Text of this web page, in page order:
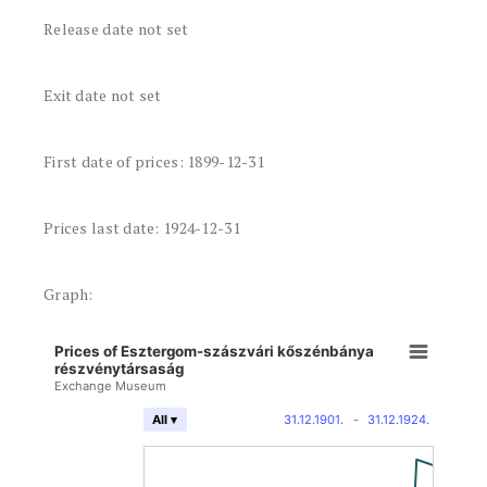
Release date not set
Exit date not set
First date of prices: 1899-12-31
Prices last date: 1924-12-31
Graph:
Prices of Esztergom-szászvári kőszénbánya
részvénytársaság
Exchange Museum
31.12.1901. - 31.12.1924.
All ▾